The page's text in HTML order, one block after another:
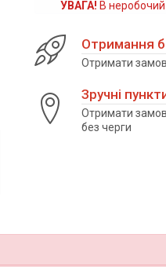
УВАГА! В неробочий
Отримання
Отримати
Зручні
Отримати
без черги